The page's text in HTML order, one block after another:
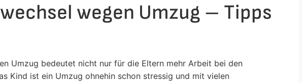
wegen Umzug – Tipps
Umzug bedeutet nicht nur für die Eltern mehr Arbeit bei den
Kind ist ein Umzug ohnehin schon stressig und mit vielen